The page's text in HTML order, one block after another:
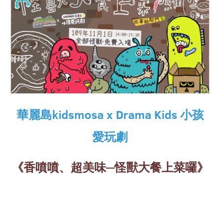
華麗島kidsmosa x Drama Kids 小孩
愛玩劇
《香噴噴、超美味─怪獸大餐上菜囉》